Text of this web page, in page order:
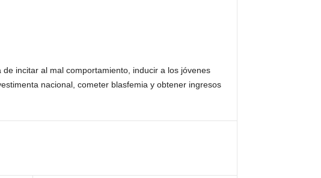
incitar al mal comportamiento, inducir a los jóvenes
nacional, cometer blasfemia y obtener ingresos